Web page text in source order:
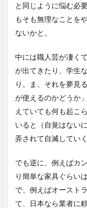
と同じように悩む必
もそも無理なことを
ないかと。
中には職人芸が凄く
が出てきたり、学生
り。ま、それを夢見
が使えるのかどうか
えていても何も起こ
いると（自覚はない
弄されて自滅してい
でも逆に、例えばカ
り簡単な家具ぐらい
で、例えばオースト
て、日本なら業者に